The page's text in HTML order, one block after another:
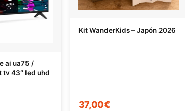
ai ua75 /
tv 43″ led uhd
Kit WanderKids – Japón 2026
37,00€